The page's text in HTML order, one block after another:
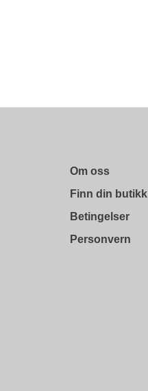
Om oss
Finn din butikk
Betingelser
Personvern